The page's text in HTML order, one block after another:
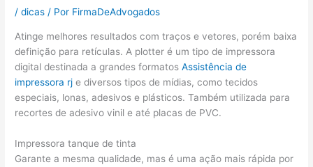
/dicas / Por FirmaDeAdvogados
Atinge melhores resultados com traços e vetores, porém baixa
definição para retículas. A plotter é um tipo de impressora
digital destinada a grandes formatosAssistência de
impressora rj e diversos tipos de mídias, como tecidos
especiais, lonas, adesivos e plásticos. Também utilizada para
recortes de adesivo vinil e até placas de PVC.
Impressora tanque de tinta
Garante a mesma qualidade, mas é uma ação mais rápida por